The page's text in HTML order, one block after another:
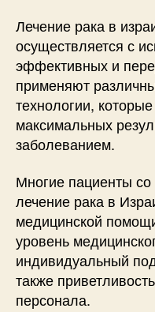
Лечение рака в
осуществляется с
эффективных и
применяют
технологии,
максимальных
заболеванием.
Многие пациенты
лечение рака в
медицинской
уровень
индивидуальный
также
персонала.